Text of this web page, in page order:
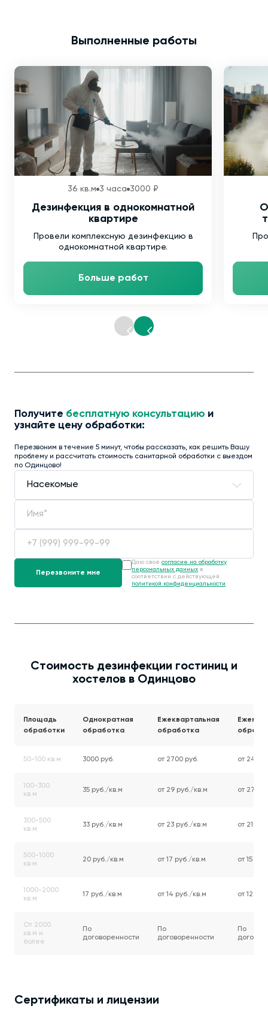
Выполненные работы
36 кв.м 3 часа 3000 ₽
Дезинфекция в однокомнатной
квартире
Провели комплексную дезинфекцию в
однокомнатной квартире.
Больше работ
Получите бесплатную консультацию и
узнайте цену обработки:
Перезвоним в течение 5 минут, чтобы рассказать, как решить Вашу
проблему и рассчитать стоимость санитарной обработки с выездом
по Одинцово!
Даю своё согласие на обработку
персональных данных в
соответствии с действующей
политикой конфиденциальности .
Стоимость дезинфекции гостиниц и
хостелов в Одинцово
Площадь
обработки
Однократная
обработка
Ежеквартальная
обработка
50-100 кв.м 3000 руб. от 2700 руб. от 2400
100-300
кв.м
35 руб./кв.м от 29 руб./кв.м от 27
300-500
кв.м
33 руб./кв.м от 23 руб./кв.м от 21
500-1000
кв.м
20 руб./кв.м от 17 руб./кв.м от 15
1000-2000
кв.м
17 руб./кв.м от 14 руб./кв.м от 12
От 2000
кв.м и
более
По
договоренности
По
договоренности
По
Сертификаты и лицензии